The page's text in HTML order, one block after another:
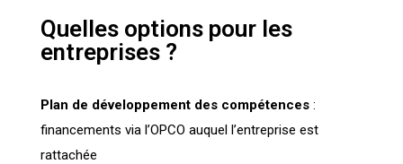
Quelles options pour les
entreprises ?
Plan de développement des compétences :
financements via l’OPCO auquel l’entreprise est
rattachée